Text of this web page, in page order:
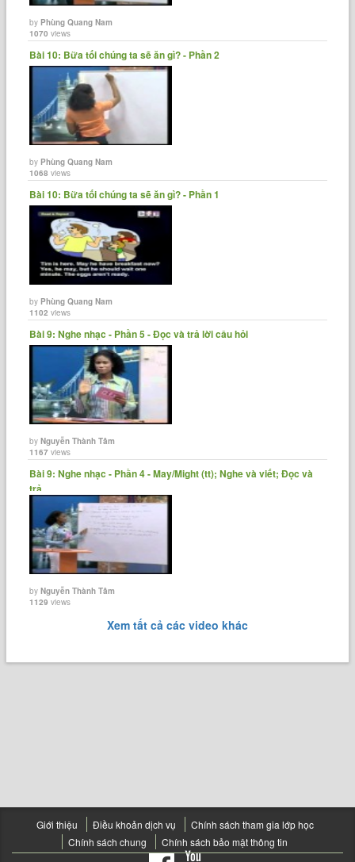
byPhùng Quang Nam
1070 views
Bài 10: Bữa tối chúng ta sẽ ăn gì? - Phần 2
byPhùng Quang Nam
1068 views
Bài 10: Bữa tối chúng ta sẽ ăn gì? - Phần 1
byPhùng Quang Nam
1102 views
Bài 9: Nghe nhạc - Phần 5 - Đọc và trả lời câu hỏi
byNguyễn Thành Tâm
1167 views
Bài 9: Nghe nhạc - Phần 4 - May/Might (tt); Nghe và viết; Đọc và
trả......
byNguyễn Thành Tâm
1129 views
Xem tất cả các video khác
Giới thiệu Điều khoản dịch vụ
Chính sách tham gia lớp học
Chính sách chung
Chính sách bảo mật thông tin